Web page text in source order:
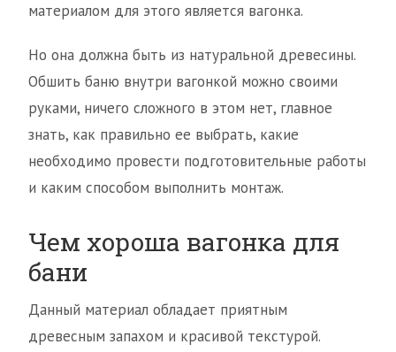
материалом для этого является вагонка.
Но она должна быть из натуральной древесины.
Обшить баню внутри вагонкой можно своими
руками, ничего сложного в этом нет, главное
знать, как правильно ее выбрать, какие
необходимо провести подготовительные работы
и каким способом выполнить монтаж.
Чем хороша вагонка для
бани
Данный материал обладает приятным
древесным запахом и красивой текстурой.